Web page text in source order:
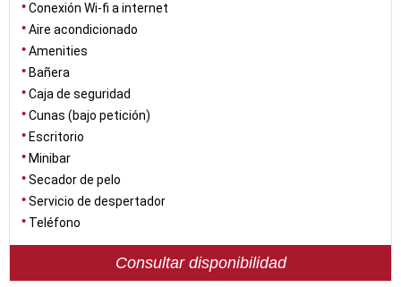
Conexión Wi-fi a internet
Aire acondicionado
Amenities
Bañera
Caja de seguridad
Cunas (bajo petición)
Escritorio
Minibar
Secador de pelo
Servicio de despertador
Teléfono
Consultar disponibilidad